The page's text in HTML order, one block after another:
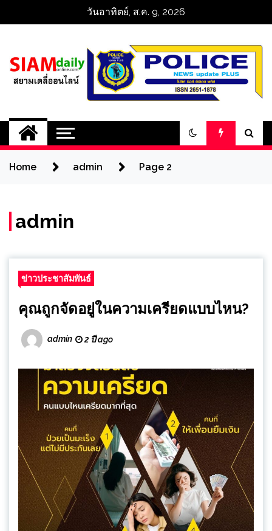
วันอาทิตย์, ส.ค. 9, 2026
สยามเดลี่ออนไลน์
SiamDailyOnline
Home admin Page 2
admin
ข่าวประชาสัมพันธ์
คุณถูกจัดอยู่ในความเครียดแบบไหน?
admin 2 ปี ago